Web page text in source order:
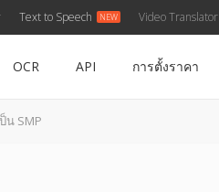
Text to Speech Video Translator
OCR API การตั้งราคา
น SMP